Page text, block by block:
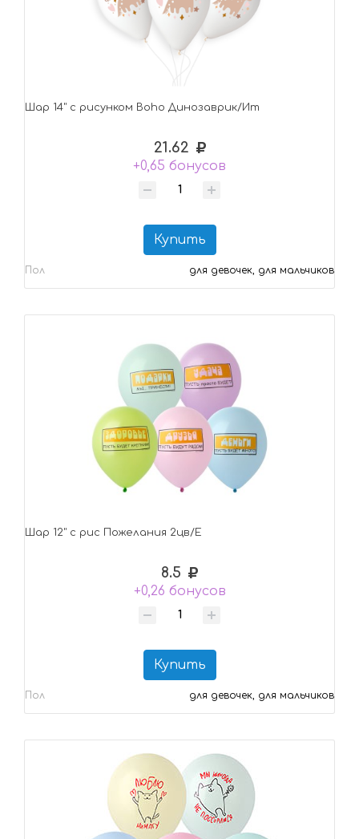
Шар 14" с рисунком Boho Динозаврик/Ит
21.62
+0,65 бонусов
Купить
Пол для девочек, для мальчиков
Шар 12" с рис Пожелания 2цв/E
8.5
+0,26 бонусов
Купить
Пол для девочек, для мальчиков